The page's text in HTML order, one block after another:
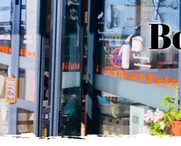
Boulangerie
Boissons
Cave à vins – Bières – Apérotime
Céréales – Graines – Fruits secs
Conserves
Cosmétiques
Crèmerie – Charcutaille
Conserves
Cosmétiques
Crèmerie – Charcutaille
Epices et condiments
Farines
Fruits et légumes (Paniers)
Gourmandises sucrées
Hygiène